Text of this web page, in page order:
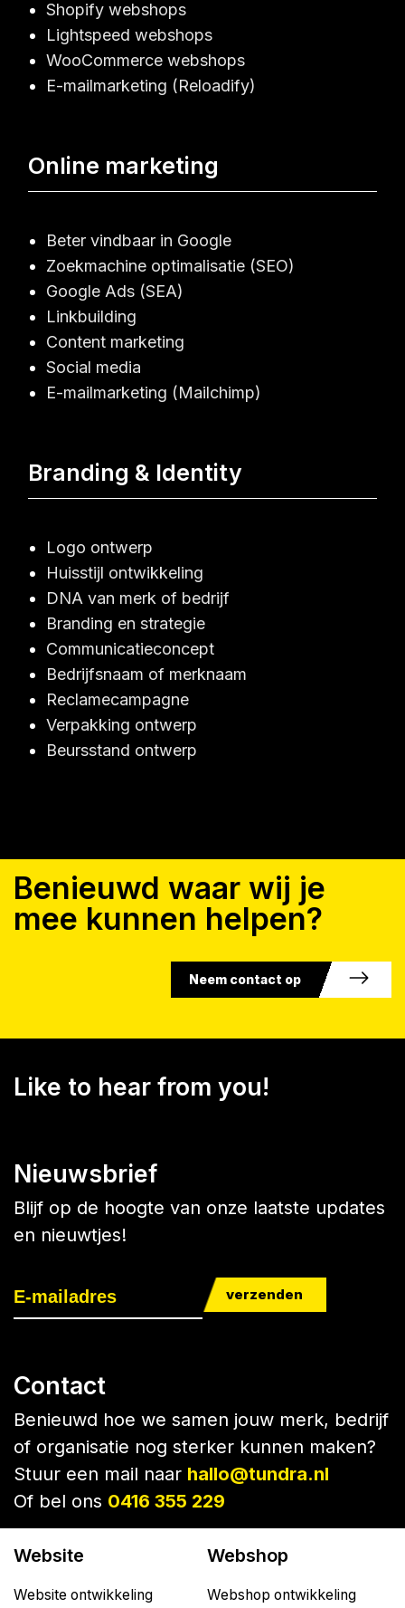
Shopify webshops
Lightspeed webshops
WooCommerce webshops
E-mailmarketing (Reloadify)
Online marketing
Beter vindbaar in Google
Zoekmachine optimalisatie (SEO)
Google Ads (SEA)
Linkbuilding
Content marketing
Social media
E-mailmarketing (Mailchimp)
Branding & Identity
Logo ontwerp
Huisstijl ontwikkeling
DNA van merk of bedrijf
Branding en strategie
Communicatieconcept
Bedrijfsnaam of merknaam
Reclamecampagne
Verpakking ontwerp
Beursstand ontwerp
Benieuwd waar wij je
mee kunnen helpen?
Neem contact op
Like to hear from you!
Nieuwsbrief
Blijf op de hoogte van onze laatste updates
en nieuwtjes!
verzenden
Contact
Benieuwd hoe we samen jouw merk, bedrijf
of organisatie nog sterker kunnen maken?
Stuur een mail naar hallo@tundra.nl
Of bel ons 0416 355 229
Website
Website ontwikkeling
Webshop
Webshop ontwikkeling